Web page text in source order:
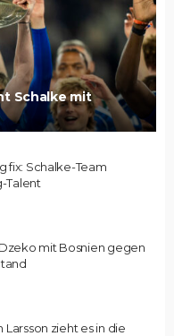
Schalke mit
fix: Schalke-Team
Talent
mit Bosnien gegen
zieht es in die